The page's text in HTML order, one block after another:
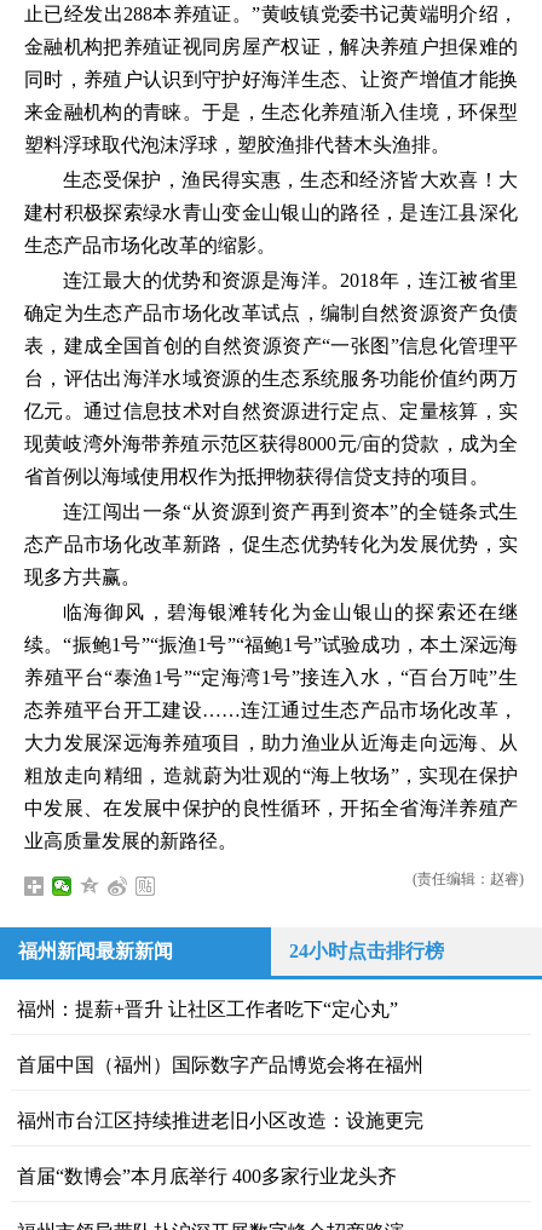
止已经发出288本养殖证。”黄岐镇党委书记黄端明介绍，
金融机构把养殖证视同房屋产权证，解决养殖户担保难的
同时，养殖户认识到守护好海洋生态、让资产增值才能换
来金融机构的青睐。于是，生态化养殖渐入佳境，环保型
塑料浮球取代泡沫浮球，塑胶渔排代替木头渔排。
生态受保护，渔民得实惠，生态和经济皆大欢喜！大
建村积极探索绿水青山变金山银山的路径，是连江县深化
生态产品市场化改革的缩影。
连江最大的优势和资源是海洋。2018年，连江被省里
确定为生态产品市场化改革试点，编制自然资源资产负债
表，建成全国首创的自然资源资产“一张图”信息化管理平
台，评估出海洋水域资源的生态系统服务功能价值约两万
亿元。通过信息技术对自然资源进行定点、定量核算，实
现黄岐湾外海带养殖示范区获得8000元/亩的贷款，成为全
省首例以海域使用权作为抵押物获得信贷支持的项目。
连江闯出一条“从资源到资产再到资本”的全链条式生
态产品市场化改革新路，促生态优势转化为发展优势，实
现多方共赢。
临海御风，碧海银滩转化为金山银山的探索还在继
续。“振鲍1号”“振渔1号”“福鲍1号”试验成功，本土深远海
养殖平台“泰渔1号”“定海湾1号”接连入水，“百台万吨”生
态养殖平台开工建设……连江通过生态产品市场化改革，
大力发展深远海养殖项目，助力渔业从近海走向远海、从
粗放走向精细，造就蔚为壮观的“海上牧场”，实现在保护
中发展、在发展中保护的良性循环，开拓全省海洋养殖产
业高质量发展的新路径。
(责任编辑：赵睿)
福州新闻最新新闻 24小时点击排行榜
福州：提薪+晋升 让社区工作者吃下“定心丸”
首届中国（福州）国际数字产品博览会将在福州
福州市台江区持续推进老旧小区改造：设施更完
首届“数博会”本月底举行 400多家行业龙头齐